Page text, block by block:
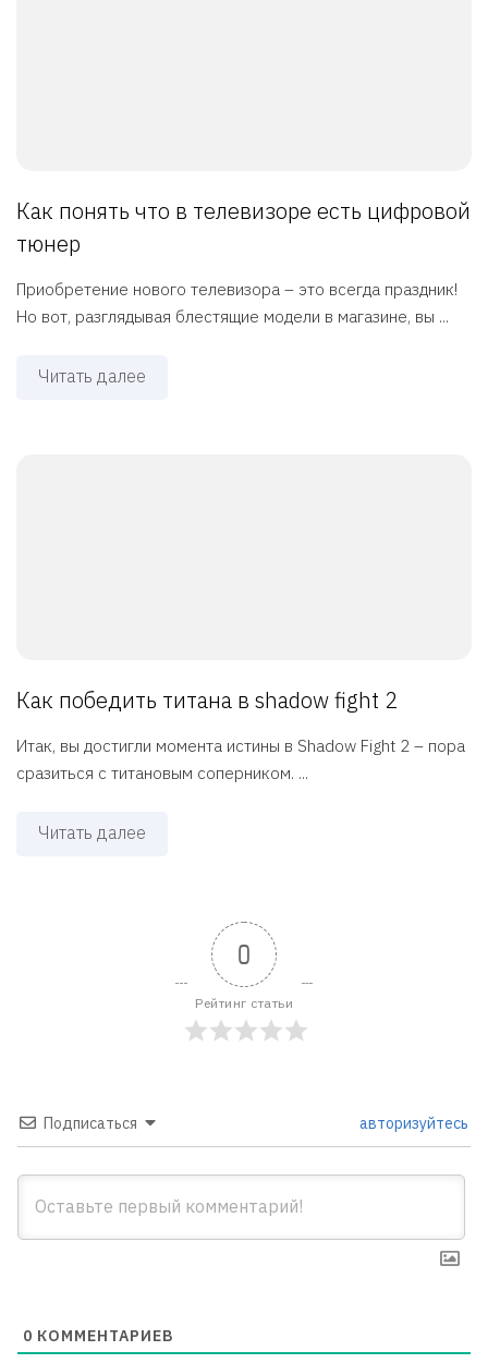
Как понять что в телевизоре есть цифровой
тюнер
Приобретение нового телевизора – это всегда праздник!
Но вот, разглядывая блестящие модели в магазине, вы ...
Читать далее
Как победить титана в shadow fight 2
Итак, вы достигли момента истины в Shadow Fight 2 – пора
сразиться с титановым соперником. ...
Читать далее
0
Рейтинг статьи
Подписаться авторизуйтесь
0 КОММЕНТАРИЕВ